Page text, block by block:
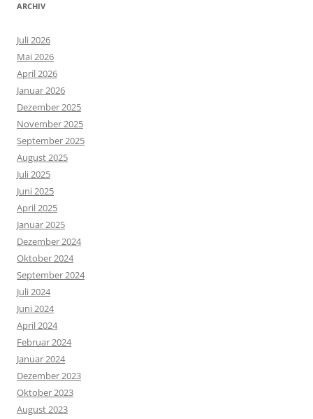
ARCHIV
Juli 2026
Mai 2026
April 2026
Januar 2026
Dezember 2025
November 2025
September 2025
August 2025
Juli 2025
Juni 2025
April 2025
Januar 2025
Dezember 2024
Oktober 2024
September 2024
Juli 2024
Juni 2024
April 2024
Februar 2024
Januar 2024
Dezember 2023
Oktober 2023
August 2023